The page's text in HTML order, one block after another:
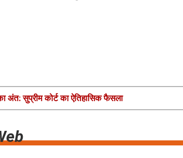
का अंत: सुप्रीम कोर्ट का ऐतिहासिक फैसला